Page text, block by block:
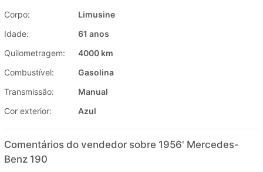
Corpo:
Limusine
Idade:
61 anos
Quilometragem:
4000 km
Combustível:
Gasolina
Transmissão:
Manual
Cor exterior:
Azul
Comentários do vendedor sobre 1956' Mercedes-
Benz 190